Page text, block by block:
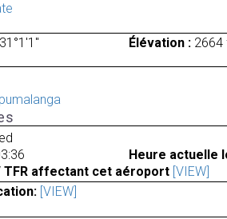
Élévation :2664
Heure actuelle
TFR affectant cet aéroport [VIEW]
[VIEW]